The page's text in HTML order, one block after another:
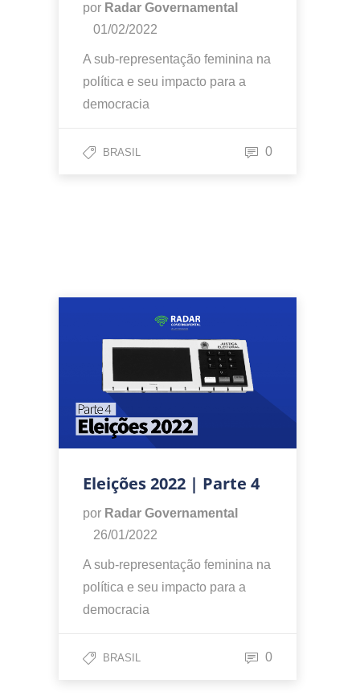
por Radar Governamental
01/02/2022
A sub-representação feminina na
política e seu impacto para a
democracia
BRASIL 0
Eleições 2022 | Parte 4
por Radar Governamental
26/01/2022
A sub-representação feminina na
política e seu impacto para a
democracia
BRASIL 0